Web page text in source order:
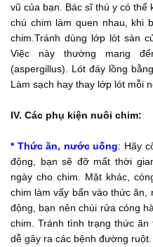
vũ của bạn. Bác sĩ thú y có thể
chú chim làm quen nhau, khi
chim.Tránh dùng lớp lót sàn
Việc này thường mang
(aspergillus). Lót đáy lồng
Làm sạch hay thay lớp lót mỗi
IV. Các phụ kiện nuôi chim:
* Thức ăn, nước uống: Hãy
động, bạn sẽ đỡ mất thời
ngày cho chim. Mặt khác,
chim làm vấy bẩn vào thức
động, bạn nên chùi rửa cóng
chim. Tránh tình trạng thức
dễ gây ra các bệnh đường ruột.